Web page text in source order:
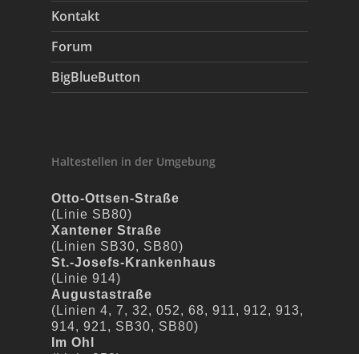
Kontakt
Forum
BigBlueButton
Haltestellen in der Umgebung
Otto-Ottsen-Straße
(Linie SB80)
Xantener Straße
(Linien SB30, SB80)
St.-Josefs-Krankenhaus
(Linie 914)
Augustastraße
(Linien 4, 7, 32, 052, 68, 911, 912, 913,
914, 921, SB30, SB80)
Im Ohl